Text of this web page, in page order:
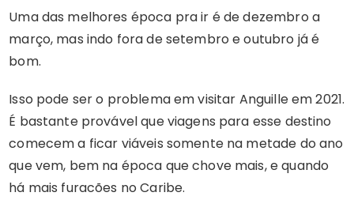
Uma das melhores época pra ir é de dezembro a
março, mas indo fora de setembro e outubro já é
bom.
Isso pode ser o problema em visitar Anguille em 2021.
É bastante provável que viagens para esse destino
comecem a ficar viáveis somente na metade do ano
que vem, bem na época que chove mais, e quando
há mais furacões no Caribe.